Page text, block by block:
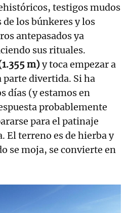
testigos mudos
los búnkeres y los
antepasados ya
sus rituales.
m)y toca empezar a
parte divertida. Si ha
días (y estamos en
probablemente
para el patinaje
El terreno es de hierba y
se moja, se convierte en